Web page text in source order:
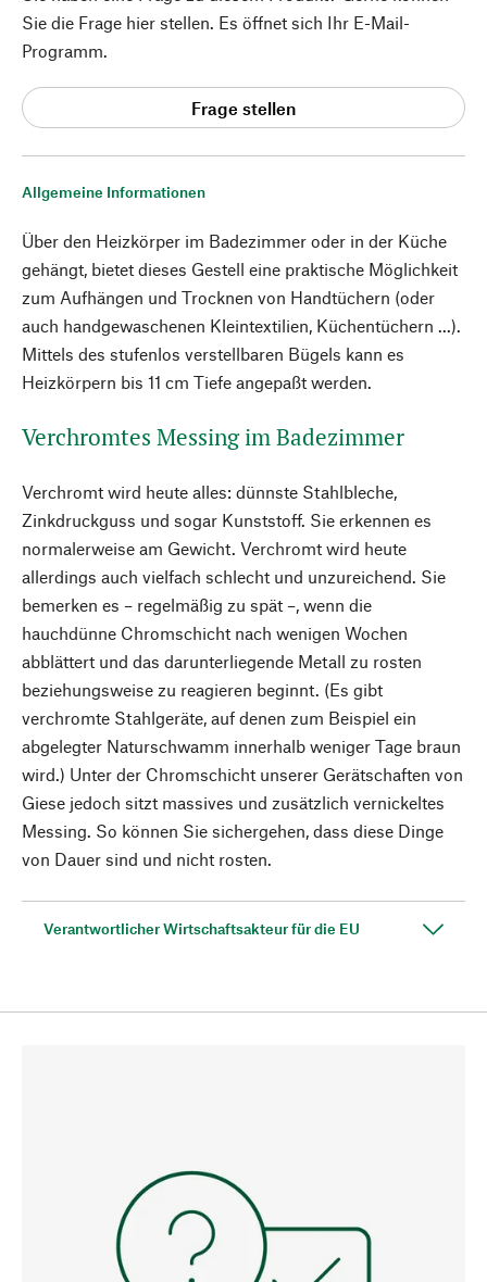
Allgemeine Informationen
Über den Heizkörper im Badezimmer oder in der Küche
gehängt, bietet dieses Gestell eine praktische Möglichkeit
zum Aufhängen und Trocknen von Handtüchern (oder
auch handgewaschenen Kleintextilien, Küchentüchern ...).
Mittels des stufenlos verstellbaren Bügels kann es
Heizkörpern bis 11 cm Tiefe angepaßt werden.
Verchromtes Messing im Badezimmer
Verchromt wird heute alles: dünnste Stahlbleche,
Zinkdruckguss und sogar Kunststoff. Sie erkennen es
normalerweise am Gewicht. Verchromt wird heute
allerdings auch vielfach schlecht und unzureichend. Sie
bemerken es – regelmäßig zu spät –, wenn die
hauchdünne Chromschicht nach wenigen Wochen
abblättert und das darunterliegende Metall zu rosten
beziehungsweise zu reagieren beginnt. (Es gibt
verchromte Stahlgeräte, auf denen zum Beispiel ein
abgelegter Naturschwamm innerhalb weniger Tage braun
wird.) Unter der Chromschicht unserer Gerätschaften von
Giese jedoch sitzt massives und zusätzlich vernickeltes
Messing. So können Sie sichergehen, dass diese Dinge
von Dauer sind und nicht rosten.
Verantwortlicher Wirtschaftsakteur für die EU
Sie die Frage hier stellen. Es öffnet sich Ihr E-Mail-
Programm.
Frage stellen